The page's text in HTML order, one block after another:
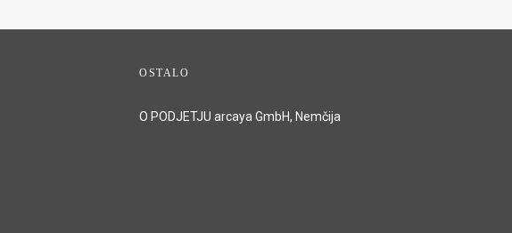
OSTALO
O PODJETJU arcaya GmbH, Nemčija